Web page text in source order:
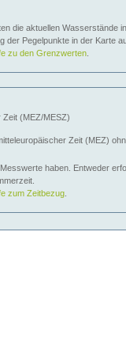
die aktuellen Wasserstände
der Pegelpunkte in der Karte
zu den Grenzwerten
(MEZ/MESZ)
Zeit (MEZ)
haben. Entweder
zum Zeitbezug